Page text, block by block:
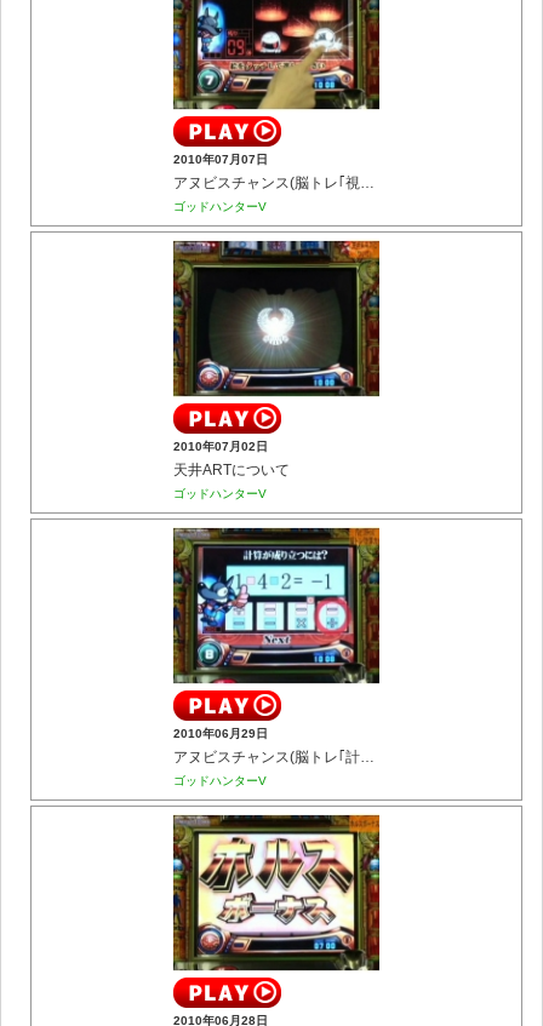
2010年07月07日
アヌビスチャンス(脳トレ｢視覚力｣)
ゴッドハンターV
2010年07月02日
天井ARTについて
ゴッドハンターV
2010年06月29日
アヌビスチャンス(脳トレ｢計算力｣)
ゴッドハンターV
2010年06月28日